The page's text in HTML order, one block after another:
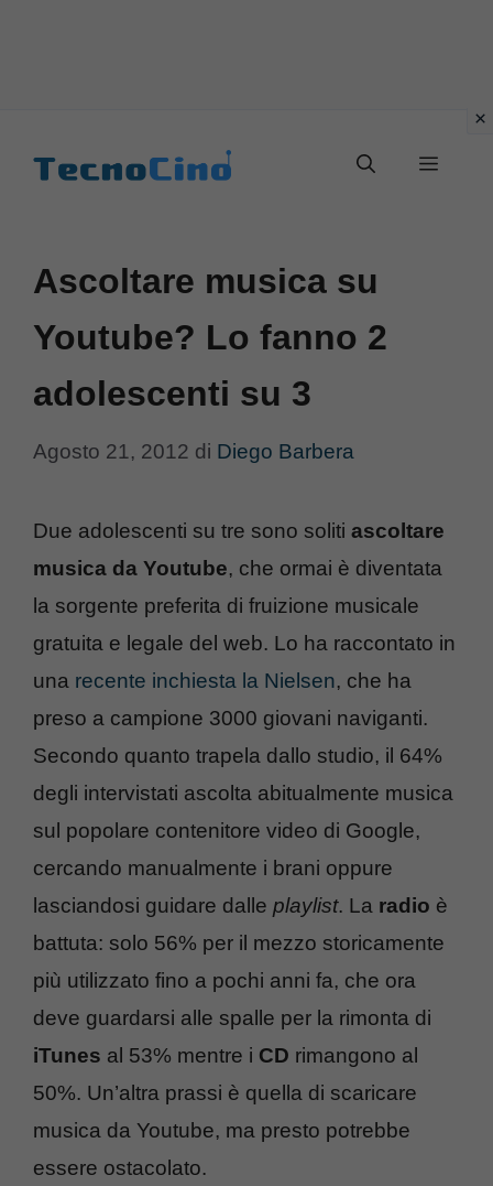
Menu
Ascoltare musica su
Youtube? Lo fanno 2
adolescenti su 3
Agosto 21, 2012 di Diego Barbera
Due adolescenti su tre sono soliti ascoltare
musica da Youtube, che ormai è diventata
la sorgente preferita di fruizione musicale
gratuita e legale del web. Lo ha raccontato in
una recente inchiesta la Nielsen, che ha
preso a campione 3000 giovani naviganti.
Secondo quanto trapela dallo studio, il 64%
degli intervistati ascolta abitualmente musica
sul popolare contenitore video di Google,
cercando manualmente i brani oppure
lasciandosi guidare dalle playlist. La radio è
battuta: solo 56% per il mezzo storicamente
più utilizzato fino a pochi anni fa, che ora
deve guardarsi alle spalle per la rimonta di
iTunes al 53% mentre i CD rimangono al
50%. Un’altra prassi è quella di scaricare
musica da Youtube, ma presto potrebbe
essere ostacolato.